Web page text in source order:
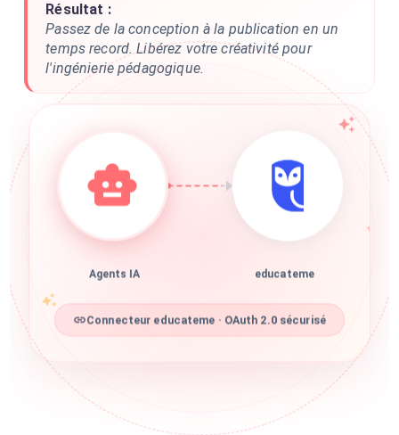
Résultat :
Passez de la conception à la publication en un
temps record. Libérez votre créativité pour
l'ingénierie pédagogique.
Agents IA educateme
Connecteur educateme · OAuth 2.0 sécurisé